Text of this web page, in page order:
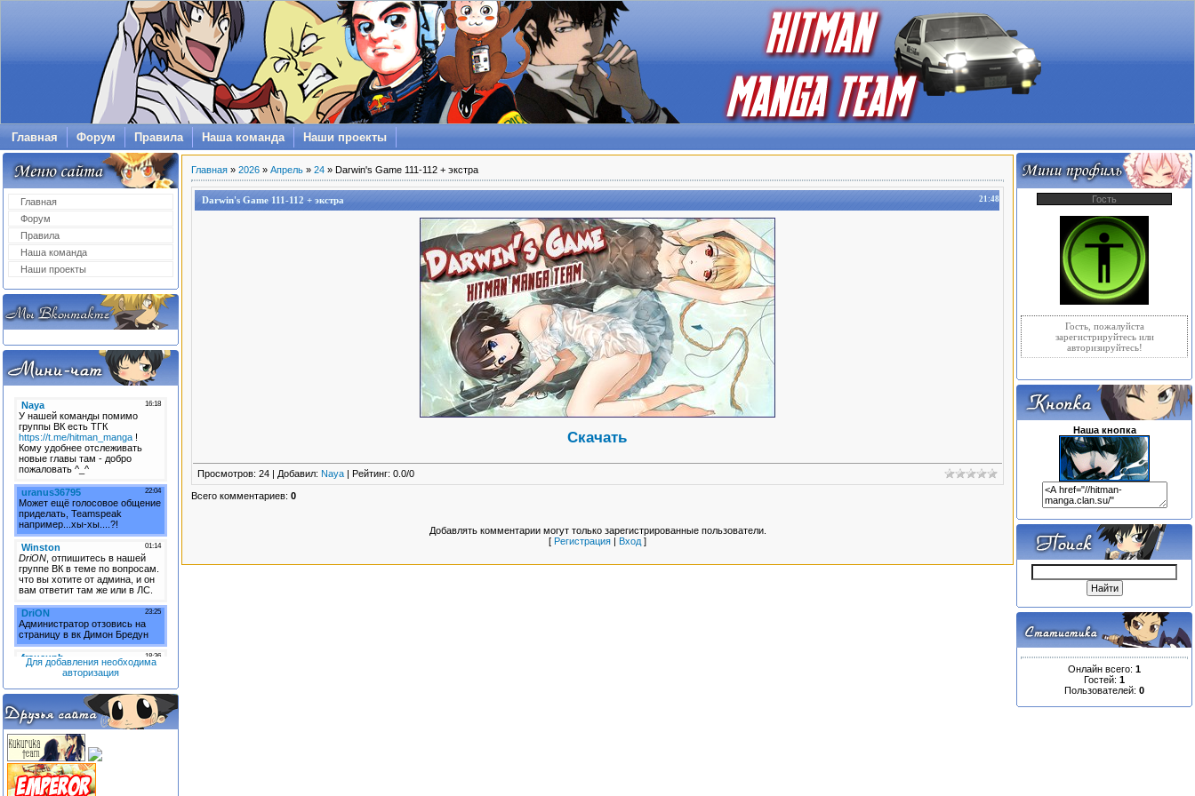
Главная Форум Правила Наша команда Наши проекты
Главная
Форум
Правила
Наша команда
Наши проекты
Для добавления необходима
авторизация
...
Главная » 2026 » Апрель » 24 » Darwin's Game 111-112 + экстра
21:48
Darwin's Game 111-112 + экстра
Скачать
Просмотров: 24 | Добавил: Naya | Рейтинг: 0.0/0
Всего комментариев: 0
Добавлять комментарии могут только зарегистрированные пользователи.
[ Регистрация | Вход ]
Гость
Гость, пожалуйста
зарегистрируйтесь или
авторизируйтесь!
Наша кнопка
Онлайн всего: 1
Гостей: 1
Пользователей: 0